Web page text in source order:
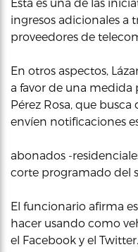
ingresos adicionales a
proveedores de
En otros aspectos,
a favor de una medida
Pérez Rosa, que
envíen notificaciones
abonados -
corte programado del
El funcionario afirma
hacer usando como
el Facebook y el Twitter.